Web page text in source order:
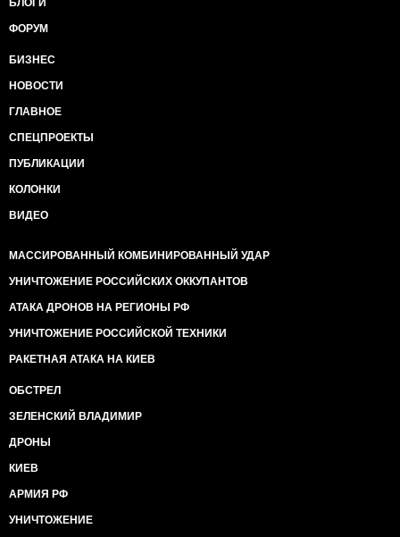
украинские солдаты на глазах у
поссорить!»
который нужно писать россиянам! Не
воспринимайте их как врагов! Они просто
обмануты кремлевской пропагандой!
Как можно большему количеству
людей нужно включиться! Максимальный
будь ласка!!!
Слава Украине!
БЛОГИ
ФОРУМ
БИЗНЕС
НОВОСТИ
ГЛАВНОЕ
СПЕЦПРОЕКТЫ
ПУБЛИКАЦИИ
КОЛОНКИ
ВИДЕО
МАССИРОВАННЫЙ КОМБИНИРОВАННЫЙ УДАР
УНИЧТОЖЕНИЕ РОССИЙСКИХ ОККУПАНТОВ
АТАКА ДРОНОВ НА РЕГИОНЫ РФ
УНИЧТОЖЕНИЕ РОССИЙСКОЙ ТЕХНИКИ
РАКЕТНАЯ АТАКА НА КИЕВ
ОБСТРЕЛ
ЗЕЛЕНСКИЙ ВЛАДИМИР
ДРОНЫ
КИЕВ
АРМИЯ РФ
УНИЧТОЖЕНИЕ